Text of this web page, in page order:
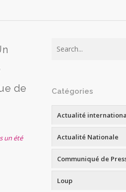
de
un été
Catégories
Actualité
Actualité Nationale
Communiqué de
Loup